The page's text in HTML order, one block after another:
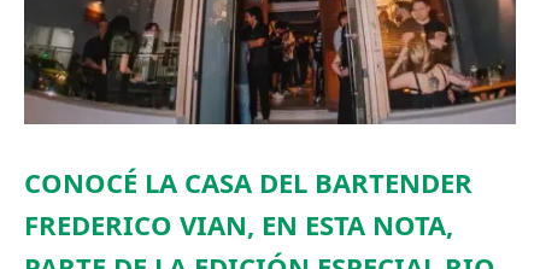
CONOCÉ LA CASA DEL BARTENDER
FREDERICO VIAN, EN ESTA NOTA,